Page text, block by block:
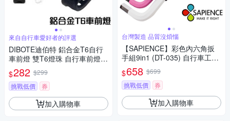
來自自行車愛好者的評選
DIBOTE迪伯特 鋁合金T6自行
車前燈 雙T6燈珠 自行車前燈 T
6前燈 LED車燈 -快速到貨
$282 $299
挑戰低價
券
加入購物車
台灣製造 品質沒煩惱
【SAPIENCE】彩色內六角扳
手組9in1 (DT-035) 自行車工具
組 DIY -快速到貨
$658 $699
挑戰低價
券
加入購物車